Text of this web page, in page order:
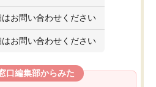
はお問い合わせください
はお問い合わせください
口編集部からみた